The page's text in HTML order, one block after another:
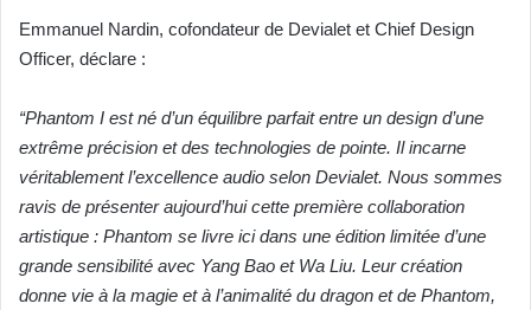
Emmanuel Nardin, cofondateur de Devialet et Chief Design
Officer, déclare :
“Phantom I est né d’un équilibre parfait entre un design d’une
extrême précision et des technologies de pointe. Il incarne
véritablement l’excellence audio selon Devialet. Nous sommes
ravis de présenter aujourd’hui cette première collaboration
artistique : Phantom se livre ici dans une édition limitée d’une
grande sensibilité avec Yang Bao et Wa Liu. Leur création
donne vie à la magie et à l’animalité du dragon et de Phantom,